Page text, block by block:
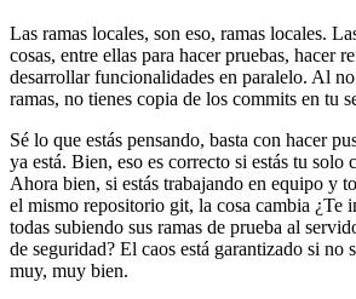
Las ramas locales, son eso, ramas locales.
cosas, entre ellas para hacer pruebas, hacer
desarrollar funcionalidades en paralelo. Al no
ramas, no tienes copia de los commits en tu
Sé lo que estás pensando, basta con hacer
ya está. Bien, eso es correcto si estás tu solo
Ahora bien, si estás trabajando en equipo y
el mismo repositorio git, la cosa cambia ¿Te
todas subiendo sus ramas de prueba al
de seguridad? El caos está garantizado si no
muy, muy bien.